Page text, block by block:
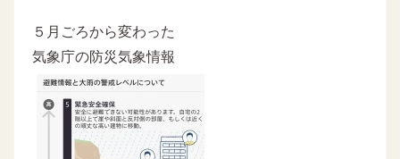
５月ごろから変わった
気象庁の防災気象情報